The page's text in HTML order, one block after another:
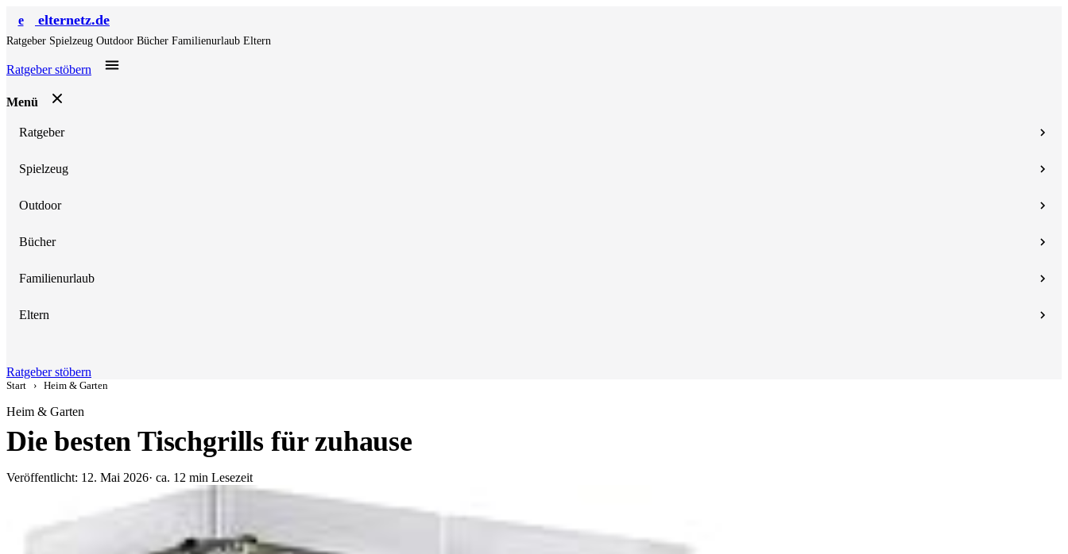
e elternetz.de
Ratgeber Spielzeug Outdoor Bücher Familienurlaub Eltern
Ratgeber stöbern
Menü
Ratgeber
Spielzeug
Outdoor
Bücher
Familienurlaub
Eltern
Ratgeber stöbern
Start › Heim & Garten
Heim & Garten
Die besten Tischgrills für zuhause
Veröffentlicht: 12. Mai 2026· ca. 12 min Lesezeit